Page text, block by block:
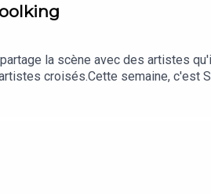
la scène avec des artistes
croisés.Cette semaine,
| TikTok